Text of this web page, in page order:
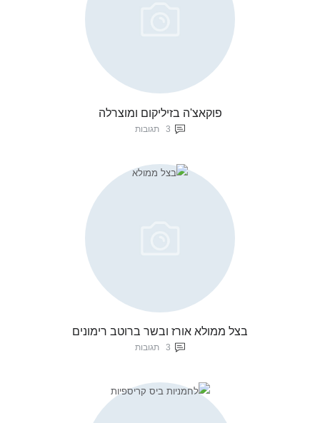
פוקאצ'ה בזיליקום ומוצרלה
3 תגובות
בצל ממולא אורז ובשר ברוטב רימונים
3 תגובות